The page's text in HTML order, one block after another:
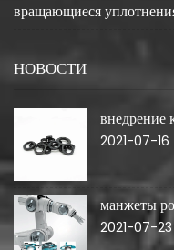
вращающиеся
НОВОСТИ
внедрение
2021-07-16
манжеты
2021-07-23